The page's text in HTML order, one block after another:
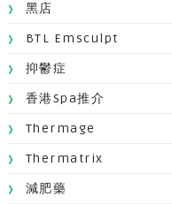
黑店
BTL Emsculpt
抑鬱症
香港Spa推介
Thermage
Thermatrix
減肥藥